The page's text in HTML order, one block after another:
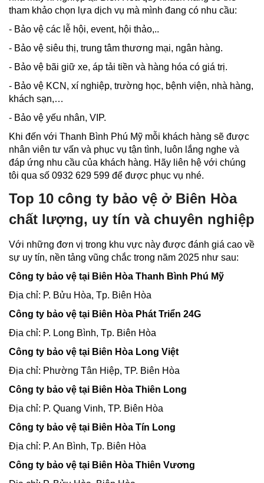
tham khảo chọn lựa dịch vụ mà mình đang có nhu cầu:
- Bảo vệ các lễ hội, event, hội thảo,..
- Bảo vệ siêu thị, trung tâm thương mại, ngân hàng.
- Bảo vệ bãi giữ xe, áp tải tiền và hàng hóa có giá trị.
- Bảo vệ KCN, xí nghiệp, trường học, bệnh viện, nhà hàng,
khách sạn,…
- Bảo vệ yếu nhân, VIP.
Khi đến với Thanh Bình Phú Mỹ mỗi khách hàng sẽ được
nhân viên tư vấn và phục vụ tận tình, luôn lắng nghe và
đáp ứng nhu cầu của khách hàng. Hãy liên hệ với chúng
tôi qua số 0932 629 599 để được phục vụ nhé.
Top 10 công ty bảo vệ ở Biên Hòa
chất lượng, uy tín và chuyên nghiệp
Với những đơn vị trong khu vực này được đánh giá cao về
sự uy tín, nền tảng vũng chắc trong năm 2025 như sau:
Công ty bảo vệ tại Biên Hòa Thanh Bình Phú Mỹ
Địa chỉ: P. Bửu Hòa, Tp. Biên Hòa
Công ty bảo vệ tại Biên Hòa Phát Triển 24G
Địa chỉ: P. Long Bình, Tp. Biên Hòa
Công ty bảo vệ tại Biên Hòa Long Việt
Địa chỉ: Phường Tân Hiệp, TP. Biên Hòa
Công ty bảo vệ tại Biên Hòa Thiên Long
Địa chỉ: P. Quang Vinh, TP. Biên Hòa
Công ty bảo vệ tại Biên Hòa Tín Long
Địa chỉ: P. An Bình, Tp. Biên Hòa
Công ty bảo vệ tại Biên Hòa Thiên Vương